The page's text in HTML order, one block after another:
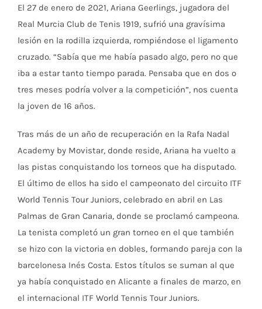
El 27 de enero de 2021, Ariana Geerlings, jugadora del
Real Murcia Club de Tenis 1919, sufrió una gravísima
lesión en la rodilla izquierda, rompiéndose el ligamento
cruzado. “Sabía que me había pasado algo, pero no que
iba a estar tanto tiempo parada. Pensaba que en dos o
tres meses podría volver a la competición”, nos cuenta
la joven de 16 años.
Tras más de un año de recuperación en la Rafa Nadal
Academy by Movistar, donde reside, Ariana ha vuelto a
las pistas conquistando los torneos que ha disputado.
El último de ellos ha sido el campeonato del circuito ITF
World Tennis Tour Juniors, celebrado en abril en Las
Palmas de Gran Canaria, donde se proclamó campeona.
La tenista completó un gran torneo en el que también
se hizo con la victoria en dobles, formando pareja con la
barcelonesa Inés Costa. Estos títulos se suman al que
ya había conquistado en Alicante a finales de marzo, en
el internacional ITF World Tennis Tour Juniors.